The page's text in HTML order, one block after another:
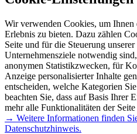
Wir verwenden Cookies, um Ihnen
Erlebnis zu bieten. Dazu zählen
Seite und für die Steuerung
Unternehmensziele notwendig
anonymen Statistikzwecken, für
Anzeige personalisierter Inhalte
entscheiden, welche Kategorien
beachten Sie, dass auf Basis Ihrer
mehr alle Funktionalitäten der
→ Weitere Informationen finden
Datenschutzhinweis.